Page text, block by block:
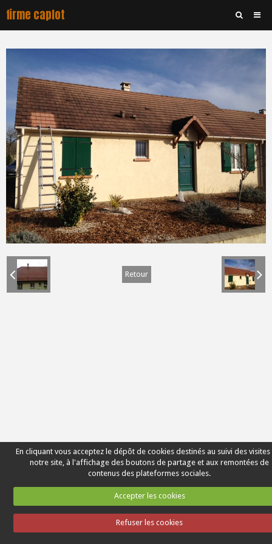
firme caplot
Contact
Retour
En cliquant vous acceptez le dépôt de cookies destinés au suivi des visites
notre site, à l'affichage des boutons de partage et aux remontées de
contenus des plateformes sociales.
Accepter les cookies
Refuser les cookies